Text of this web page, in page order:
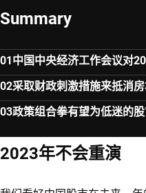
Summary
中国中央经济工作会议对
采取财政刺激措施来抵消
政策组合拳有望为低迷的
2023年不会重演